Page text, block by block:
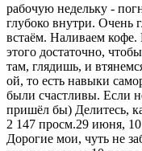
рабочую недельку -
глубоко внутри. Очень
встаём. Наливаем
этого достаточно,
там, глядишь, и
ой, то есть навыки
были счастливы. Если
пришёл бы) Делитесь,
2 147 просм.29 июня,
Дорогие мои, чуть не